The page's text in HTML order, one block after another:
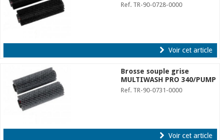
Ref. TR-90-0728-0000
Voir cet article
Brosse souple grise
MULTIWASH PRO 340/PUMP
Ref. TR-90-0731-0000
Voir cet article